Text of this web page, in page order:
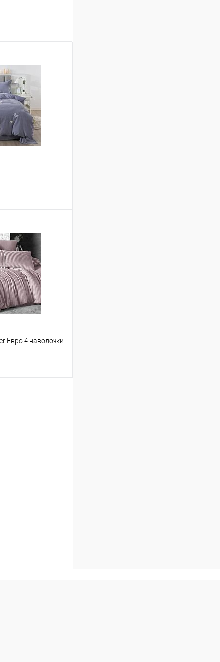
Сравнение
В наличии
Евро 4 наволочки